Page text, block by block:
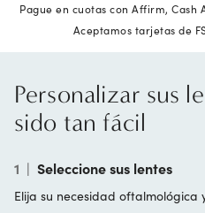
Pague en cuotas con Affirm, Cash
Aceptamos tarjetas de
Personalizar sus
sido tan fácil
1 | Seleccione sus lentes
Elija su necesidad